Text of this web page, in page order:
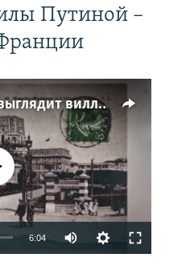
Путиной –
Домик у океана. Как выглядит вилла для Людмилы Путиной – репортаж с юга Франции
available
6:04